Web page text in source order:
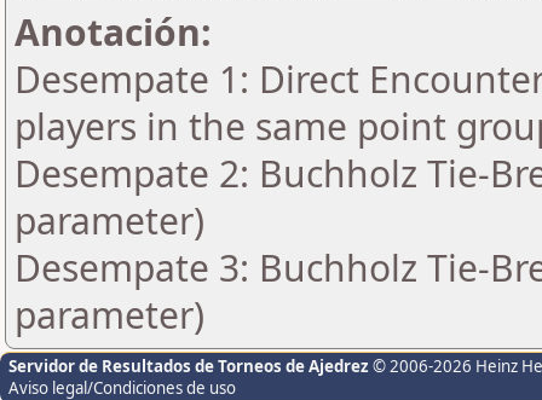
Anotación:
Desempate 1: Direct
players in the same point
Desempate 2: Buchholz Tie-
parameter)
Desempate 3: Buchholz Tie-
parameter)
Servidor de Resultados de Torneos de Ajedrez © 2006-2026 Heinz
Aviso legal/Condiciones de uso